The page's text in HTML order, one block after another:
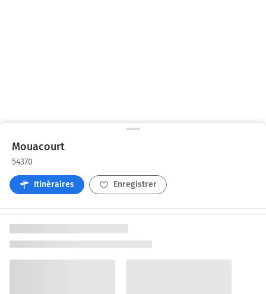
Mouacourt
54370
Itinéraires Enregistrer